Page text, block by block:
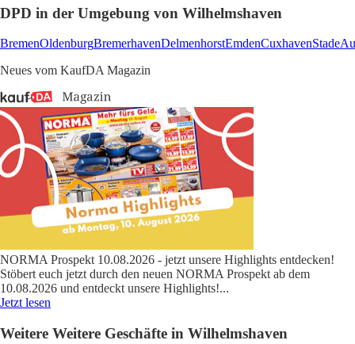
DPD in der Umgebung von Wilhelmshaven
BremenOldenburgBremerhavenDelmenhorstEmdenCuxhavenStade
Neues vom KaufDA Magazin
NORMA Prospekt 10.08.2026 - jetzt unsere Highlights entdecken!
Stöbert euch jetzt durch den neuen NORMA Prospekt ab dem
10.08.2026 und entdeckt unsere Highlights!...
Jetzt lesen
Weitere Weitere Geschäfte in Wilhelmshaven